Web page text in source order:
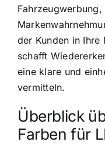
der Kunden in Ihre
schafft
eine klare und
vermitteln.
Überblick
Farben für